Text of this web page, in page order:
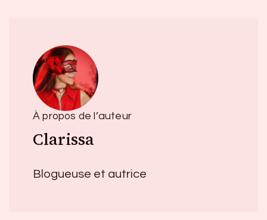
À propos de l’auteur
Clarissa
Blogueuse et autrice